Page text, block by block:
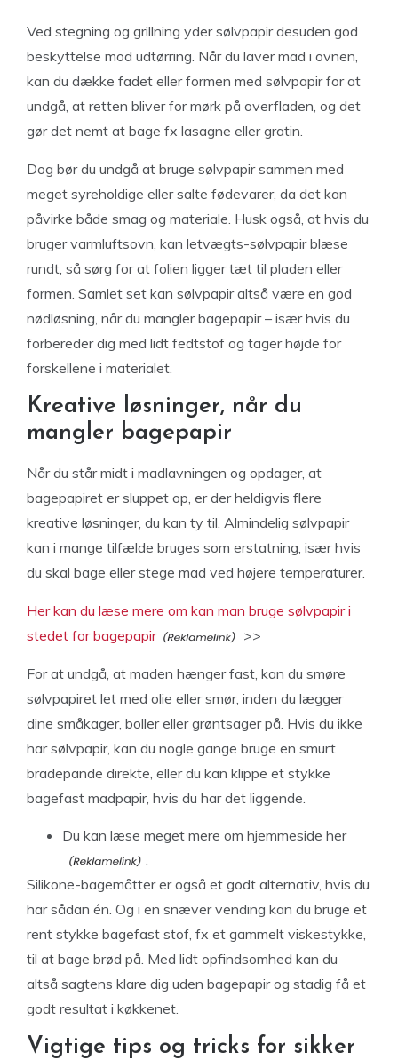
Ved stegning og grillning yder sølvpapir desuden god
beskyttelse mod udtørring. Når du laver mad i ovnen,
kan du dække fadet eller formen med sølvpapir for at
undgå, at retten bliver for mørk på overfladen, og det
gør det nemt at bage fx lasagne eller gratin.
Dog bør du undgå at bruge sølvpapir sammen med
meget syreholdige eller salte fødevarer, da det kan
påvirke både smag og materiale. Husk også, at hvis du
bruger varmluftsovn, kan letvægts-sølvpapir blæse
rundt, så sørg for at folien ligger tæt til pladen eller
formen. Samlet set kan sølvpapir altså være en god
nødløsning, når du mangler bagepapir – især hvis du
forbereder dig med lidt fedtstof og tager højde for
forskellene i materialet.
Kreative løsninger, når du
mangler bagepapir
Når du står midt i madlavningen og opdager, at
bagepapiret er sluppet op, er der heldigvis flere
kreative løsninger, du kan ty til. Almindelig sølvpapir
kan i mange tilfælde bruges som erstatning, især hvis
du skal bage eller stege mad ved højere temperaturer.
Her kan du læse mere om kan man bruge sølvpapir i
stedet for bagepapir
>>
For at undgå, at maden hænger fast, kan du smøre
sølvpapiret let med olie eller smør, inden du lægger
dine småkager, boller eller grøntsager på. Hvis du ikke
har sølvpapir, kan du nogle gange bruge en smurt
bradepande direkte, eller du kan klippe et stykke
bagefast madpapir, hvis du har det liggende.
Du kan læse meget mere om hjemmeside her
Silikone-bagemåtter er også et godt alternativ, hvis du
har sådan én. Og i en snæver vending kan du bruge et
rent stykke bagefast stof, fx et gammelt viskestykke,
til at bage brød på. Med lidt opfindsomhed kan du
altså sagtens klare dig uden bagepapir og stadig få et
godt resultat i køkkenet.
Vigtige tips og tricks for sikker